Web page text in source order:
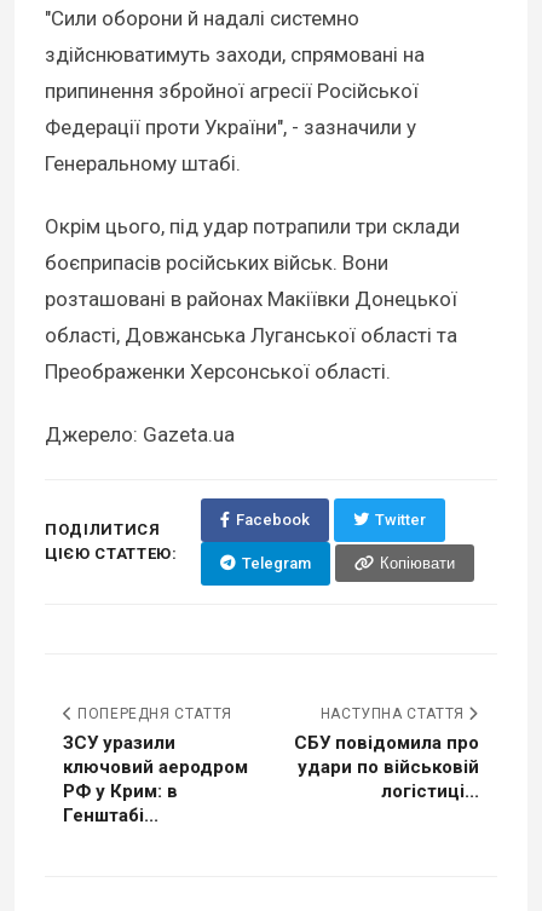
"Сили оборони й надалі системно
здійснюватимуть заходи, спрямовані на
припинення збройної агресії Російської
Федерації проти України", - зазначили у
Генеральному штабі.
Окрім цього, під удар потрапили три склади
боєприпасів російських військ. Вони
розташовані в районах Макіївки Донецької
області, Довжанська Луганської області та
Преображенки Херсонської області.
Джерело: Gazeta.ua
ПОДІЛИТИСЯ
ЦІЄЮ СТАТТЕЮ:
Facebook Twitter
Telegram Копіювати
ПОПЕРЕДНЯ СТАТТЯ
ЗСУ уразили
ключовий аеродром
РФ у Крим: в
Генштабі...
НАСТУПНА СТАТТЯ
СБУ повідомила про
удари по військовій
логістиці...